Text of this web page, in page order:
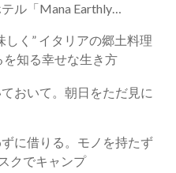
ル「Mana Earthly
しく” イタリアの郷土料理
を知る幸せな生き方
おいて。朝日をただ見に
に借りる。モノを持たず
クでキャンプ